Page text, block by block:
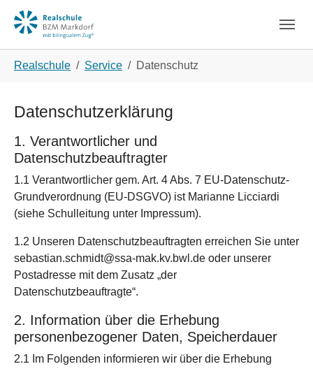
Realschule Service Datenschutz
Datenschutzerklärung
1. Verantwortlicher und
Datenschutzbeauftragter
1.1 Verantwortlicher gem. Art. 4 Abs. 7 EU-Datenschutz-
Grundverordnung (EU-DSGVO) ist Marianne Licciardi
(siehe Schulleitung unter Impressum).
1.2 Unseren Datenschutzbeauftragten erreichen Sie unter
sebastian.schmidt@ssa-mak.kv.bwl.de oder unserer
Postadresse mit dem Zusatz „der
Datenschutzbeauftragte“.
2. Information über die Erhebung
personenbezogener Daten, Speicherdauer
2.1 Im Folgenden informieren wir über die Erhebung